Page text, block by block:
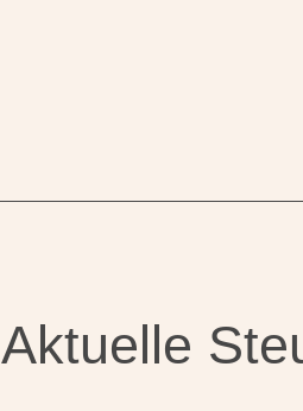
Aktuelle